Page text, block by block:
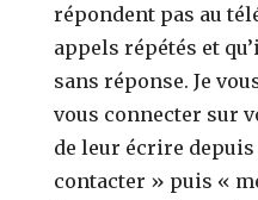
répondent pas au
appels répétés et
sans réponse. Je
vous connecter sur
de leur écrire
contacter » puis «